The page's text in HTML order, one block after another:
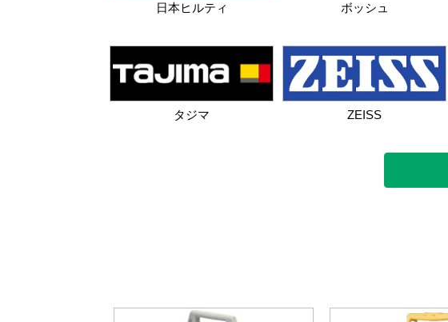
日本ヒルティ ボッシュ
タジマ ZEISS